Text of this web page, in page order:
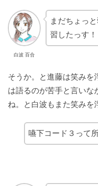
白波 百合
まだちょっ
習したっす！
そうか。と進藤は笑みを
は語るのが苦手と言いな
ね。と白波もまた笑みを
嚥下コード３って